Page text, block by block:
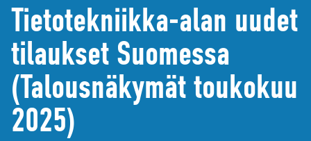
Tietotekniikka-alan uudet
tilaukset Suomessa
(Talousnäkymät toukokuu
2025)